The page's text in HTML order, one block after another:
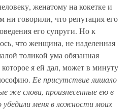
женатому на кокетке и
ни говорили, что репутация его
его супруги. Но к
что женщина, не наделенная
толикой ума обязанная
я ей дал, может в минуту
Ее присутствие лишало
же слова, произнесенные ею в
меня в ложности моих